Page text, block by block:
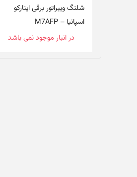
شلنگ ویبراتور برقی اینارکو
اسپانیا – M7AFP
در انبار موجود نمی باشد